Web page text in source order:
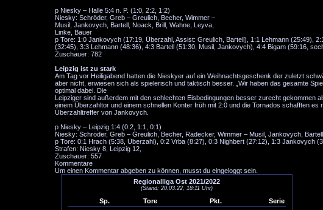
p Niesky – Halle 5:4 n. P. (1:0, 2:2, 1:2)
Niesky: Schröder, Greb – Greulich, Becher, Wimmer –
Musil, Jankovych, Bartell, Noack, Brill, Wahne, Leyva,
Linke, Bauer
p Tore: 1:0 Jankovych (17:19, Überzahl, Assist: Greulich, Bartell), 1:1 Lehmann (25:49),
(32:45), 3:3 Lehmann (48:36), 4:3 Bartell (51:30, Musil, Jankovych), 4:4 Bigam (59:16,
Zuschauer: 782
Leipzig ist zu stark
Am Tag vor Heiligabend hatten die Nieskyer auf ein Weihnachtsgeschenk der zuletzt
aber nicht, erwiesen sich als spielerisch und taktisch besser. „Wir haben das gesamte
optimal dabei. Die
Leipziger sind außerdem mit den schlechten Eisbedingungen besser zurecht gekommen
einem Überzahltor und einem schnellen Konter früh mit 2:0 und die Tornados schafften
Überzahltreffer von Jankovych.
p Niesky – Leipzig 1:4 (0:2, 1:1, 0:1)
Niesky: Schröder, Greb – Greulich, Becher, Rädecker, Wimmer – Musil, Jankovych,
p Tore: 0:1 Hrach (5:38, Überzahl), 0:2 Vrba (8:27), 0:3 Nighbert (27:12), 1:3 Jankovych
Strafen: Niesky 8, Leipzig 12,
Zuschauer: 557
Kommentare
Um einen Kommentar abgeben zu können, musst du eingeloggt sein.
Regionalliga Ost 2021/2022
(Stand: 20.03.22, 18:11 Uhr)
Sp. Tore Pkt. Serie